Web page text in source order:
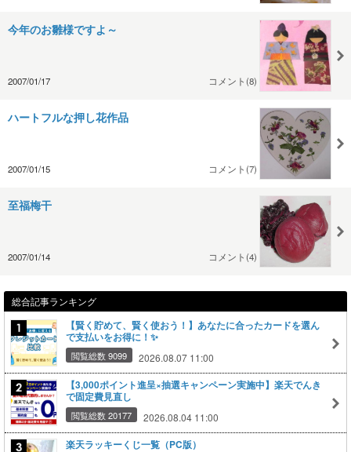
今年のお雛様ですよ～
2007/01/17 コメント(8)
ハートフルな押し花作品
2007/01/15 コメント(7)
至福梅干
2007/01/14 コメント(4)
総合記事ランキング
【賢く貯めて、賢く使おう！】あなたに合ったカードを選ん
で支払いをお得に！✨
閲覧総数 9099 2026.08.07 11:00
【3,000ポイント進呈×抽選キャンペーン実施中】楽天でんき
で固定費見直し
閲覧総数 20177 2026.08.04 11:00
楽天ラッキーくじ一覧（PC版）